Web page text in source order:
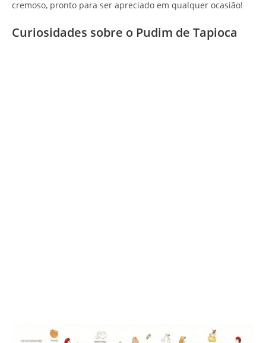
cremoso, pronto para ser apreciado em qualquer ocasião!
Curiosidades sobre o Pudim de Tapioca